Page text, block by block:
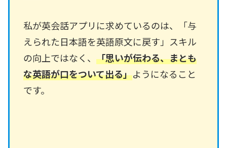
私が英会話アプリに求めているのは、「与
えられた日本語を英語原文に戻す」スキル
の向上ではなく、 「思いが伝わる、まとも
な英語が口をついて出る」ようになること
です。